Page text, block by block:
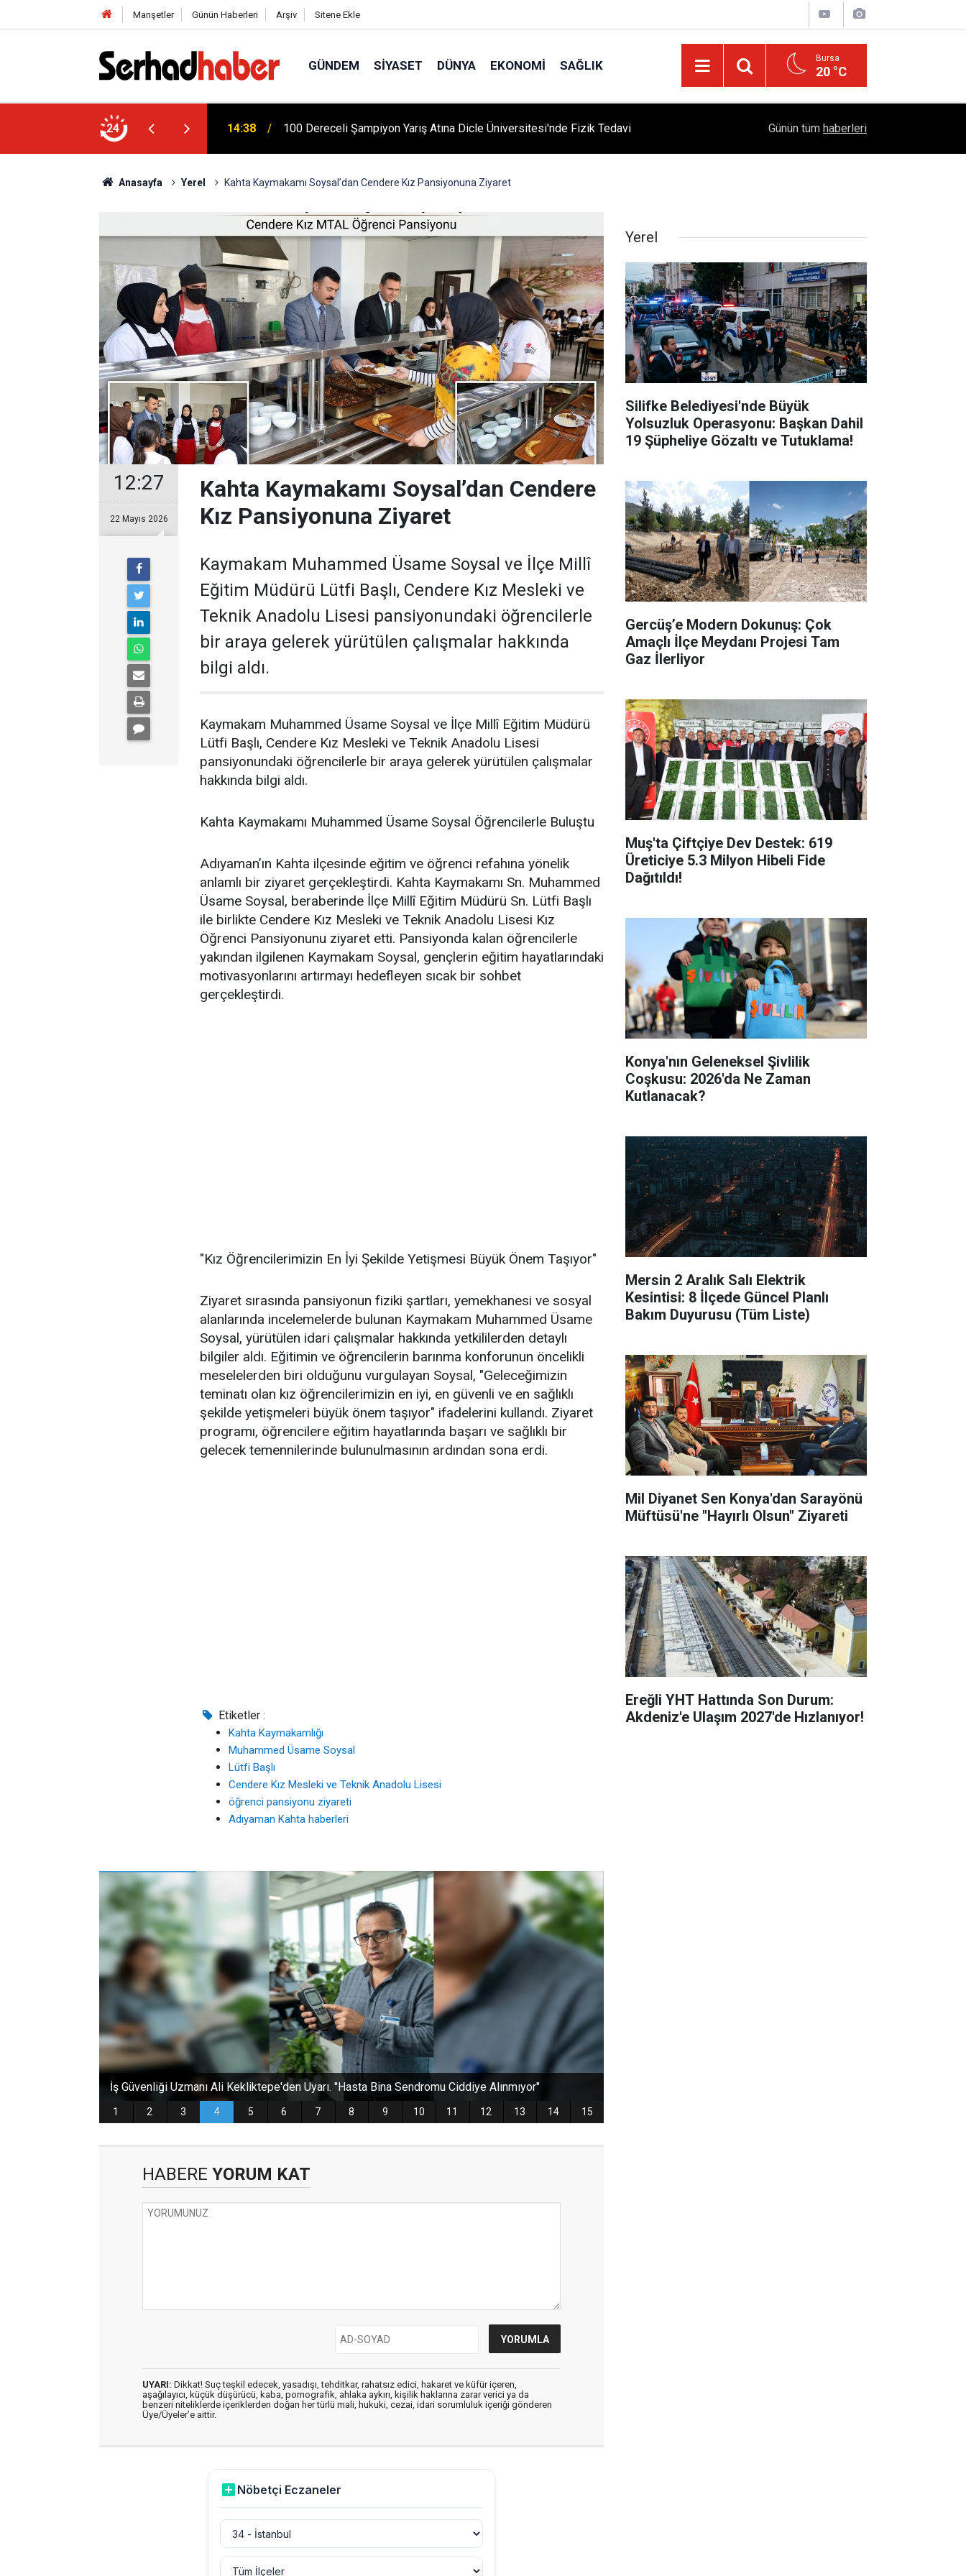
Manşetler Günün Haberleri Arşiv Sitene Ekle
GÜNDEM SIYASET DÜNYA EKONOMI SAĞLIK Bursa
20 °C
24
Dicle Üniversitesi'nde Fizik Tedavi 04:20
Türkiye'yi Değiştiren Lider Turgut Özal'ın Asıl Mesleği Ne? Şaşırtan
Mühendislik Hikayesi
"PROJE: 0011" Adımı
Günün tüm haberleri
Anasayfa Yerel Kahta Kaymakamı Soysal’dan Cendere Kız Pansiyonuna Ziyaret
12:27
22 Mayıs 2026
Kahta Kaymakamı Soysal’dan Cendere
Kız Pansiyonuna Ziyaret
​Kaymakam Muhammed Üsame Soysal ve İlçe Millî
Eğitim Müdürü Lütfi Başlı, Cendere Kız Mesleki ve
Teknik Anadolu Lisesi pansiyonundaki öğrencilerle
bir araya gelerek yürütülen çalışmalar hakkında
bilgi aldı.
Kaymakam Muhammed Üsame Soysal ve İlçe Millî Eğitim Müdürü
Lütfi Başlı, Cendere Kız Mesleki ve Teknik Anadolu Lisesi
pansiyonundaki öğrencilerle bir araya gelerek yürütülen çalışmalar
hakkında bilgi aldı.
Kahta Kaymakamı Muhammed Üsame Soysal Öğrencilerle Buluştu
Adıyaman’ın Kahta ilçesinde eğitim ve öğrenci refahına yönelik
anlamlı bir ziyaret gerçekleştirdi. Kahta Kaymakamı Sn. Muhammed
Üsame Soysal, beraberinde İlçe Millî Eğitim Müdürü Sn. Lütfi Başlı
ile birlikte Cendere Kız Mesleki ve Teknik Anadolu Lisesi Kız
Öğrenci Pansiyonunu ziyaret etti. Pansiyonda kalan öğrencilerle
yakından ilgilenen Kaymakam Soysal, gençlerin eğitim hayatlarındaki
motivasyonlarını artırmayı hedefleyen sıcak bir sohbet
gerçekleştirdi.
"Kız Öğrencilerimizin En İyi Şekilde Yetişmesi Büyük Önem Taşıyor"
Ziyaret sırasında pansiyonun fiziki şartları, yemekhanesi ve sosyal
alanlarında incelemelerde bulunan Kaymakam Muhammed Üsame
Soysal, yürütülen idari çalışmalar hakkında yetkililerden detaylı
bilgiler aldı. Eğitimin ve öğrencilerin barınma konforunun öncelikli
meselelerden biri olduğunu vurgulayan Soysal, "Geleceğimizin
teminatı olan kız öğrencilerimizin en iyi, en güvenli ve en sağlıklı
şekilde yetişmeleri büyük önem taşıyor" ifadelerini kullandı. Ziyaret
programı, öğrencilere eğitim hayatlarında başarı ve sağlıklı bir
gelecek temennilerinde bulunulmasının ardından sona erdi.
Etiketler :
Kahta Kaymakamlığı
Muhammed Üsame Soysal
Lütfi Başlı
Cendere Kız Mesleki ve Teknik Anadolu Lisesi
öğrenci pansiyonu ziyareti
Adıyaman Kahta haberleri
HABERE YORUM KAT
UYARI: Dikkat! Suç teşkil edecek, yasadışı, tehditkar, rahatsız edici, hakaret ve küfür içeren,
aşağılayıcı, küçük düşürücü, kaba, pornografik, ahlaka aykırı, kişilik haklarına zarar verici ya da
benzeri niteliklerde içeriklerden doğan her türlü mali, hukuki, cezai, idari sorumluluk içeriği gönderen
Üye/Üyeler’e aittir.
Yerel
Silifke Belediyesi'nde Büyük
Yolsuzluk Operasyonu: Başkan Dahil
19 Şüpheliye Gözaltı ve Tutuklama!
Gercüş’e Modern Dokunuş: Çok
Amaçlı İlçe Meydanı Projesi Tam
Gaz İlerliyor
Muş'ta Çiftçiye Dev Destek: 619
Üreticiye 5.3 Milyon Hibeli Fide
Dağıtıldı!
Konya'nın Geleneksel Şivlilik
Coşkusu: 2026'da Ne Zaman
Kutlanacak?
Mersin 2 Aralık Salı Elektrik
Kesintisi: 8 İlçede Güncel Planlı
Bakım Duyurusu (Tüm Liste)
Mil Diyanet Sen Konya'dan Sarayönü
Müftüsü'ne "Hayırlı Olsun" Ziyareti
Ereğli YHT Hattında Son Durum:
Akdeniz'e Ulaşım 2027'de Hızlanıyor!